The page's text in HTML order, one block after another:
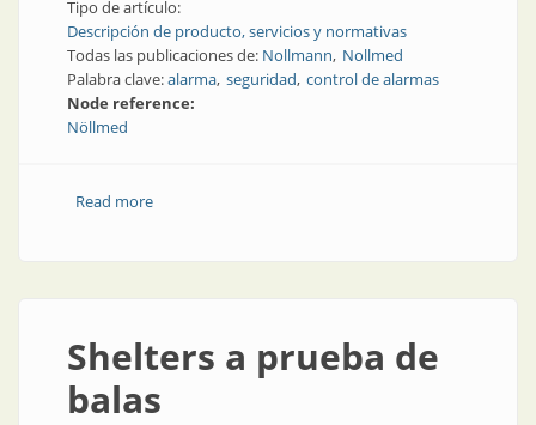
Tipo de artículo:
Descripción de producto, servicios y normativas
Todas las publicaciones de: Nollmann Nollmed
Palabra clave:alarma seguridad control de alarmas
Node reference:
Nöllmed
Read moreabout Central de alarmas
Shelters a prueba de
balas